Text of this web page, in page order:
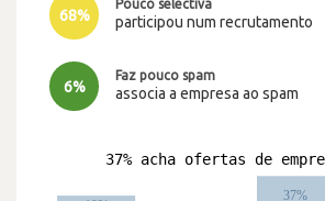
68%
Pouco selectiva
participou num recrutamento
6%
Faz pouco spam
associa a empresa ao spam